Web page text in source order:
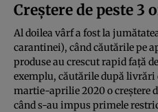
Creștere de peste
Al doilea vârf a fost la
carantinei), când căutările pe
produse au crescut rapid față
exemplu, căutările după
martie-aprilie 2020 o creștere
când s-au impus primele